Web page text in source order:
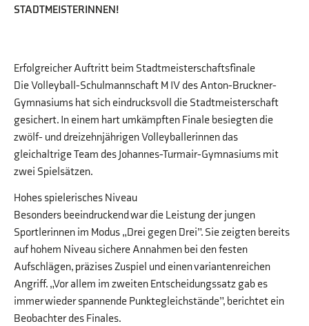
STADTMEISTERINNEN!
Erfolgreicher Auftritt beim Stadtmeisterschaftsfinale
Die Volleyball-Schulmannschaft M IV des Anton-Bruckner-
Gymnasiums hat sich eindrucksvoll die Stadtmeisterschaft
gesichert. In einem hart umkämpften Finale besiegten die
zwölf- und dreizehnjährigen Volleyballerinnen das
gleichaltrige Team des Johannes-Turmair-Gymnasiums mit
zwei Spielsätzen.
Hohes spielerisches Niveau
Besonders beeindruckend war die Leistung der jungen
Sportlerinnen im Modus „Drei gegen Drei”. Sie zeigten bereits
auf hohem Niveau sichere Annahmen bei den festen
Aufschlägen, präzises Zuspiel und einen variantenreichen
Angriff. „Vor allem im zweiten Entscheidungssatz gab es
immer wieder spannende Punktegleichstände”, berichtet ein
Beobachter des Finales.